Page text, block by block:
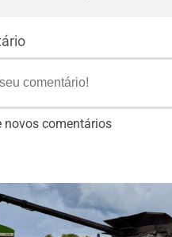
novos comentários